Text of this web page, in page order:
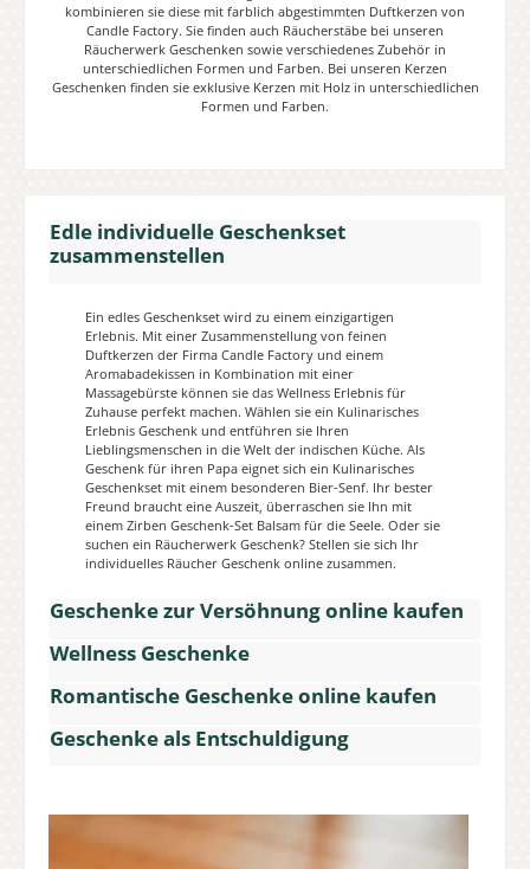
kombinieren sie diese mit farblich abgestimmten Duftkerzen von
Candle Factory. Sie finden auch Räucherstäbe bei unseren
Räucherwerk Geschenken sowie verschiedenes Zubehör in
unterschiedlichen Formen und Farben. Bei unseren Kerzen
Geschenken finden sie exklusive Kerzen mit Holz in unterschiedlichen
Formen und Farben.
Edle individuelle Geschenkset
zusammenstellen
Ein edles Geschenkset wird zu einem einzigartigen
Erlebnis. Mit einer Zusammenstellung von feinen
Duftkerzen der Firma Candle Factory und einem
Aromabadekissen in Kombination mit einer
Massagebürste können sie das Wellness Erlebnis für
Zuhause perfekt machen. Wählen sie ein Kulinarisches
Erlebnis Geschenk und entführen sie Ihren
Lieblingsmenschen in die Welt der indischen Küche. Als
Geschenk für ihren Papa eignet sich ein Kulinarisches
Geschenkset mit einem besonderen Bier-Senf. Ihr bester
Freund braucht eine Auszeit, überraschen sie Ihn mit
einem Zirben Geschenk-Set Balsam für die Seele. Oder sie
suchen ein Räucherwerk Geschenk? Stellen sie sich Ihr
individuelles Räucher Geschenk online zusammen.
Geschenke zur Versöhnung online kaufen
Wellness Geschenke
Romantische Geschenke online kaufen
Geschenke als Entschuldigung